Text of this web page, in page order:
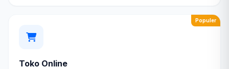
Populer
Toko Online